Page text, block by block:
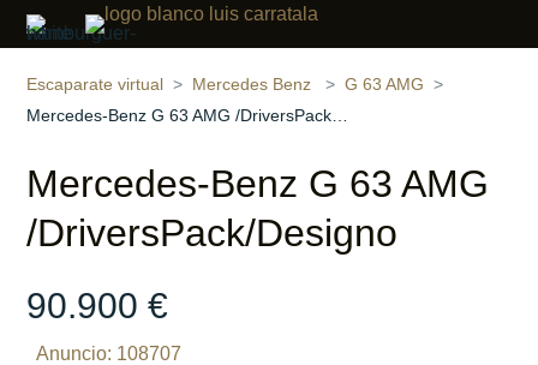
‹ ›
Compartir
Escaparate virtual Mercedes Benz
G 63 AMG
Mercedes-Benz G 63 AMG
/DriversPack/Designo
90.900 €
Anuncio: 108707